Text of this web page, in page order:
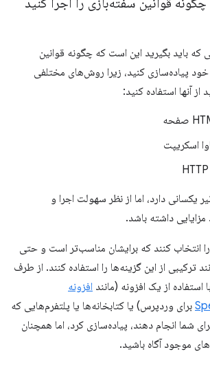
که باید بگیرید این است که چگونه قوانین
پیاده‌سازی کنید، زیرا روش‌های مختلفی
آنها استفاده کنید:
اسکریپت
یکسانی دارد، اما از نظر سهولت اجرا و
داشته باشد.
انتخاب کنند که برایشان مناسب‌تر است و حتی
ترکیبی از این گزینه‌ها را استفاده کنند. از طرف
استفاده از یک افزونه (مانند افزونه
برای وردپرس) یا کتابخانه‌ها یا پلتفرم‌هایی که
شما انجام دهند، پیاده‌سازی کرد، اما همچنان
موجود آگاه باشید.